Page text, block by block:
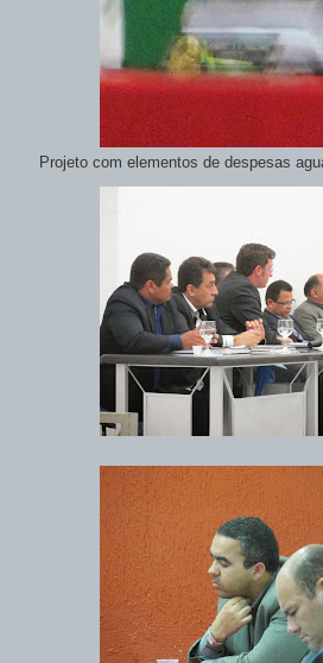
Projeto com elementos de despesas